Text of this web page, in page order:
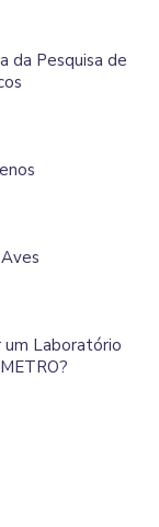
da Pesquisa de
um Laboratório